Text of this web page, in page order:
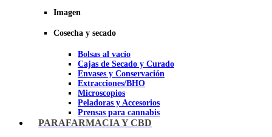
Imagen
Cosecha y secado
Bolsas al vacío
Cajas de Secado y Curado
Envases y Conservación
Extracciones/BHO
Microscopios
Peladoras y Accesorios
Prensas para cannabis
Secadores de cogollos
PARAFARMACIA Y CBD